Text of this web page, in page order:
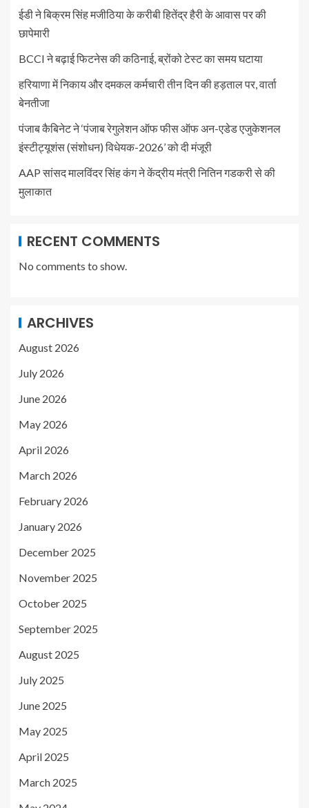
ईडी ने बिक्रम सिंह मजीठिया के करीबी हितेंद्र हैरी के आवास पर की
छापेमारी
BCCI ने बढ़ाई फिटनेस की कठिनाई, ब्रोंको टेस्ट का समय घटाया
हरियाणा में निकाय और दमकल कर्मचारी तीन दिन की हड़ताल पर, वार्ता
बेनतीजा
पंजाब कैबिनेट ने ‘पंजाब रेगुलेशन ऑफ फीस ऑफ अन-एडेड एजुकेशनल
इंस्टीट्यूशंस (संशोधन) विधेयक-2026’ को दी मंजूरी
AAP सांसद मालविंदर सिंह कंग ने केंद्रीय मंत्री नितिन गडकरी से की
मुलाकात
RECENT COMMENTS
No comments to show.
ARCHIVES
August 2026
July 2026
June 2026
May 2026
April 2026
March 2026
February 2026
January 2026
December 2025
November 2025
October 2025
September 2025
August 2025
July 2025
June 2025
May 2025
April 2025
March 2025